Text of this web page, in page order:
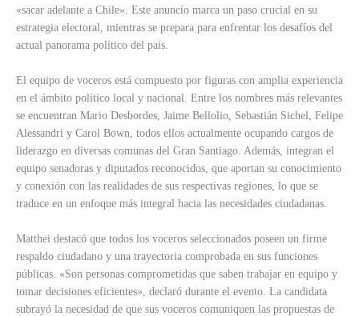
«sacar adelante a Chile». Este anuncio marca un paso crucial en su
estrategia electoral, mientras se prepara para enfrentar los desafíos del
actual panorama político del país.
El equipo de voceros está compuesto por figuras con amplia experiencia
en el ámbito político local y nacional. Entre los nombres más relevantes
se encuentran Mario Desbordes, Jaime Bellolio, Sebastián Sichel, Felipe
Alessandri y Carol Bown, todos ellos actualmente ocupando cargos de
liderazgo en diversas comunas del Gran Santiago. Además, integran el
equipo senadoras y diputados reconocidos, que aportan su conocimiento
y conexión con las realidades de sus respectivas regiones, lo que se
traduce en un enfoque más integral hacia las necesidades ciudadanas.
Matthei destacó que todos los voceros seleccionados poseen un firme
respaldo ciudadano y una trayectoria comprobada en sus funciones
públicas. «Son personas comprometidas que saben trabajar en equipo y
tomar decisiones eficientes», declaró durante el evento. La candidata
subrayó la necesidad de que sus voceros comuniquen las propuestas de